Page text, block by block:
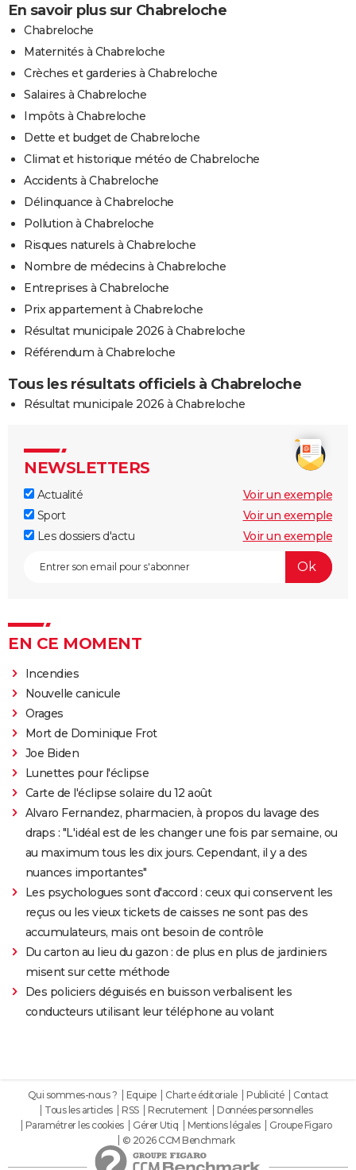
En savoir plus sur Chabreloche
Chabreloche
Maternités à Chabreloche
Crèches et garderies à Chabreloche
Salaires à Chabreloche
Impôts à Chabreloche
Dette et budget de Chabreloche
Climat et historique météo de Chabreloche
Accidents à Chabreloche
Délinquance à Chabreloche
Pollution à Chabreloche
Risques naturels à Chabreloche
Nombre de médecins à Chabreloche
Entreprises à Chabreloche
Prix appartement à Chabreloche
Résultat municipale 2026 à Chabreloche
Référendum à Chabreloche
Tous les résultats officiels à Chabreloche
Résultat municipale 2026 à Chabreloche
NEWSLETTERS
Actualité
Voir un exemple
Sport
Voir un exemple
Les dossiers d'actu
Voir un exemple
EN CE MOMENT
Incendies
Nouvelle canicule
Orages
Mort de Dominique Frot
Joe Biden
Lunettes pour l'éclipse
Carte de l'éclipse solaire du 12 août
Alvaro Fernandez, pharmacien, à propos du lavage des
draps : "L'idéal est de les changer une fois par semaine, ou
au maximum tous les dix jours. Cependant, il y a des
nuances importantes"
Les psychologues sont d'accord : ceux qui conservent les
reçus ou les vieux tickets de caisses ne sont pas des
accumulateurs, mais ont besoin de contrôle
Du carton au lieu du gazon : de plus en plus de jardiniers
misent sur cette méthode
Des policiers déguisés en buisson verbalisent les
conducteurs utilisant leur téléphone au volant
Qui sommes-nous ? Equipe Charte éditoriale Publicité
Contact
Tous les articles
RSS Recrutement
Données personnelles
Paramétrer les cookies
Gérer Utiq Mentions légales
Groupe Figaro
© 2026 CCM Benchmark